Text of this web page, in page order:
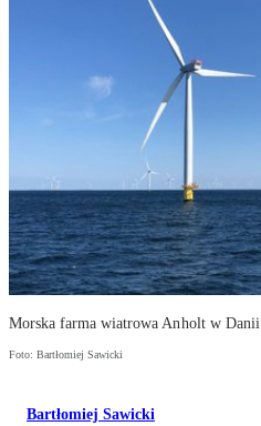
Morska farma wiatrowa Anholt w Danii
Foto: Bartłomiej Sawicki
Bartłomiej Sawicki